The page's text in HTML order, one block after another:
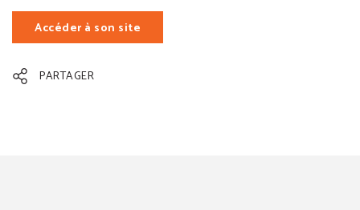
Accéder à son site
PARTAGER